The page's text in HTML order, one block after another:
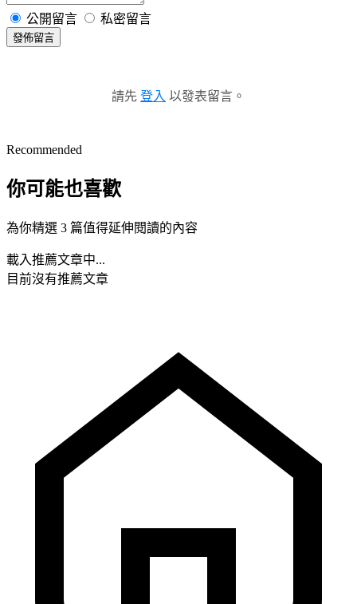
公開留言 私密留言
發佈留言
請先 登入 以發表留言。
Recommended
你可能也喜歡
為你精選 3 篇值得延伸閱讀的內容
載入推薦文章中...
目前沒有推薦文章